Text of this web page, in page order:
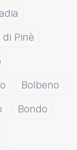
di Pinè
Bolbeno
Bondo